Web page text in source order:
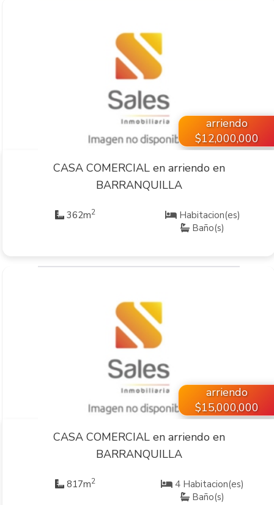
VER INMUEBLE
arriendo
$12,000,000
CASA COMERCIAL en arriendo en
BARRANQUILLA
362m2
Habitacion(es)
Baño(s)
VER INMUEBLE
arriendo
$15,000,000
CASA COMERCIAL en arriendo en
BARRANQUILLA
817m2
4 Habitacion(es)
Baño(s)